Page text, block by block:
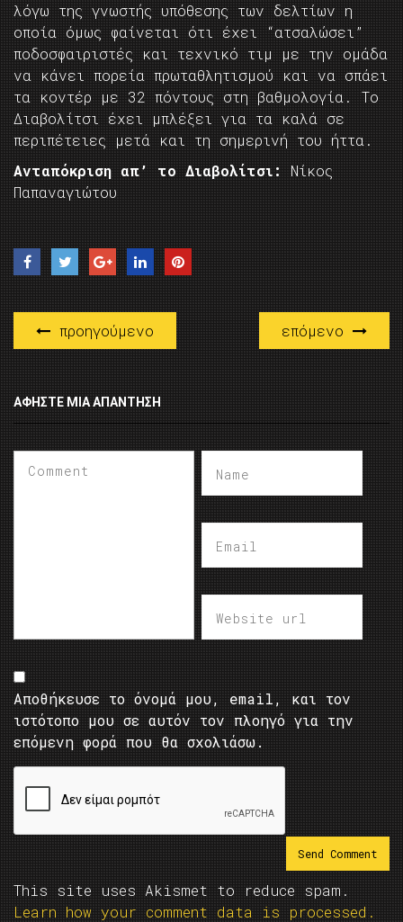
λόγω της γνωστής υπόθεσης των δελτίων η
οποία όμως φαίνεται ότι έχει “ατσαλώσει”
ποδοσφαιριστές και τεχνικό τιμ με την ομάδα
να κάνει πορεία πρωταθλητισμού και να σπάει
τα κοντέρ με 32 πόντους στη βαθμολογία. Το
Διαβολίτσι έχει μπλέξει για τα καλά σε
περιπέτειες μετά και τη σημερινή του ήττα.
Ανταπόκριση απ’ το Διαβολίτσι:
Νίκος
Παπαναγιώτου
προηγούμενο επόμενο
ΑΦΉΣΤΕ ΜΙΑ ΑΠΆΝΤΗΣΗ
Αποθήκευσε το όνομά μου, email, και τον
ιστότοπο μου σε αυτόν τον πλοηγό για την
επόμενη φορά που θα σχολιάσω.
This site uses Akismet to reduce spam.
Learn how your comment data is processed.